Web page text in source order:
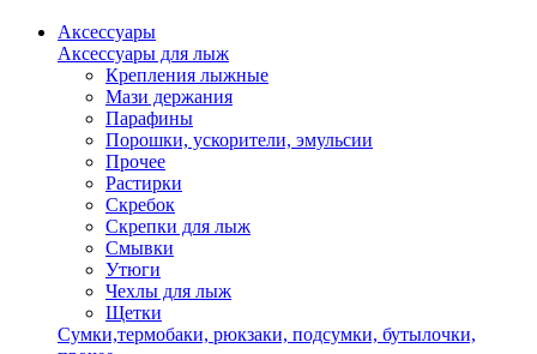
Аксессуары
Аксессуары для лыж
Крепления лыжные
Мази держания
Парафины
Порошки, ускорители, эмульсии
Прочее
Растирки
Скребок
Скрепки для лыж
Смывки
Утюги
Чехлы для лыж
Щетки
Сумки,термобаки, рюкзаки, подсумки, бутылочки,